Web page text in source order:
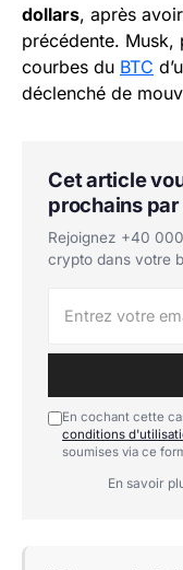
dollars, après
précédente. Musk,
courbes du BTC
déclenché de
Cet article
prochains par
Rejoignez +40
crypto dans votre
En cochant cette
conditions
soumises via ce
En savoir